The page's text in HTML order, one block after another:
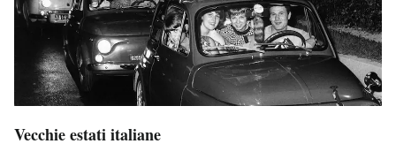
Vecchie estati italiane